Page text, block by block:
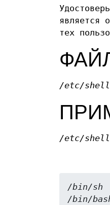
является
тех
/etc/
/etc/
/bin/sh
/bin/